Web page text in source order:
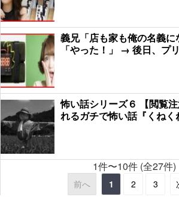
義兄「店も家も俺の名義に
「やった！」 → 後日、プ
怖い話シリーズ６ 【閲覧
れるガチで怖い話『くねく
1件〜10件 (全27件)
前へ 1 2 3